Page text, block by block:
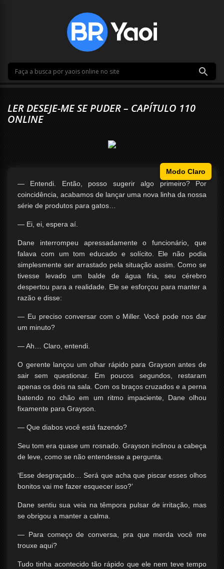
LER DESEJE-ME SE PUDER – CAPÍTULO 110
ONLINE
Modo Claro
— Entendi. Então, posso sugerir algo primeiro? Por
coincidência, acabamos de lançar uma nova linha da nossa
série de produtos para gatos…
— Ei, ei, espera aí.
Dane interrompeu apressadamente o funcionário, que
falava com um tom educado e solícito. Ele não podia
simplesmente ser arrastado pela situação assim. Como se
tivesse levado um balde de água fria, seu cérebro
despertou para a realidade. Ele se esforçou para manter a
razão e disse:
— Eu preciso conversar com o Miller. Você pode nos dar
um minuto?
— Ah… Claro, entendi.
O gerente lançou um olhar rápido para Grayson antes de
sair sem questionar. Em poucos segundos, restaram
apenas os dois na sala. Com os braços cruzados e a perna
batendo no chão em um ritmo impaciente, Dane olhou
fixamente para Grayson.
— Que diabos você está fazendo?
Seu tom era quase um rosnado. Grayson inclinou a cabeça
de leve, como se não entendesse a pergunta.
‘Esse desgraçado… Será que acha que piscar esses olhos
bonitos vai me fazer esquecer isso?’
Dane sentiu sua veia na têmpora pulsar de irritação, mas
se obrigou a manter a calma.
— Para começo de conversa, pra que merda você me
trouxe aqui?
Tudo tinha acontecido tão rápido que ele nem teve tempo